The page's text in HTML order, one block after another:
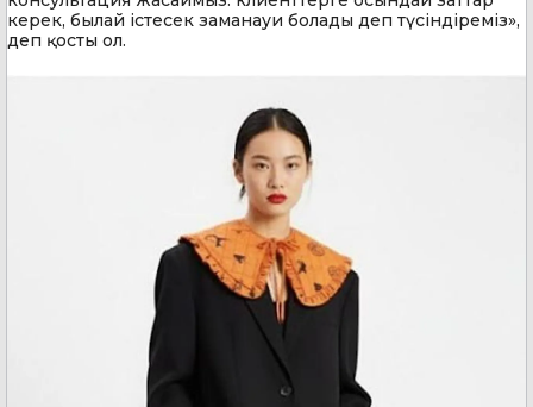
керек, былай істесек заманауи болады деп түсіндіреміз»,
деп қосты ол.